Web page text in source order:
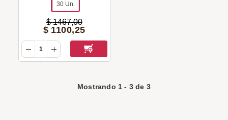
30 Un.
$ 1467,00
$ 1100,25
Mostrando 1 - 3 de 3